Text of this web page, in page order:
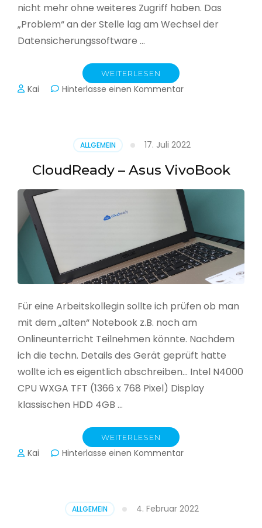
nicht mehr ohne weiteres Zugriff haben. Das
„Problem“ an der Stelle lag am Wechsel der
Datensicherungssoftware …
WEITERLESEN
Kai Hinterlasse einen Kommentarzu
Jahressicherung
ALLGEMEIN 17. Juli 2022
CloudReady – Asus VivoBook
Für eine Arbeitskollegin sollte ich prüfen ob man
mit dem „alten“ Notebook z.B. noch am
Onlineunterricht Teilnehmen könnte. Nachdem
ich die techn. Details des Gerät geprüft hatte
wollte ich es eigentlich abschreiben… Intel N4000
CPU WXGA TFT (1366 x 768 Pixel) Display
klassischen HDD 4GB …
WEITERLESEN
Kai Hinterlasse einen Kommentarzu
ALLGEMEIN 4. Februar 2022